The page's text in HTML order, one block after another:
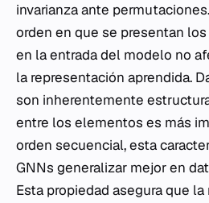
invarianza ante
orden en que se presentan
en la entrada del modelo no
la representación aprendida.
son inherentemente
entre los elementos es más
orden secuencial, esta
GNNs generalizar mejor en
Esta propiedad asegura que